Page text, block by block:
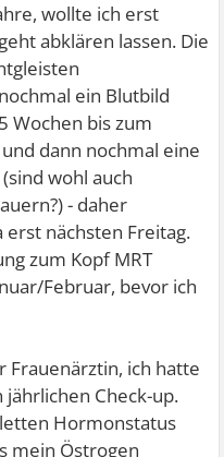
wollte ich erst
abklären lassen. Die
ein Blutbild
Wochen bis zum
dann nochmal eine
wohl auch
- daher
erst nächsten Freitag.
zum Kopf MRT
Februar, bevor ich
Frauenärztin, ich hatte
Check-up.
Hormonstatus
mein Östrogen